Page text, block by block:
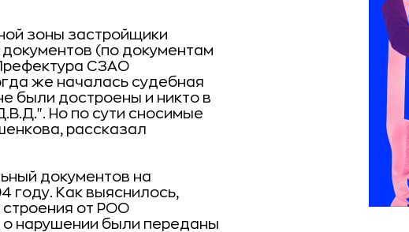
зоны застройщики
(по документам
СЗАО
же началась судебная
были достроены и никто в
Но по сути сносимые
рассказал
документов на
году. Как выяснилось,
от РОО
о нарушении были переданы